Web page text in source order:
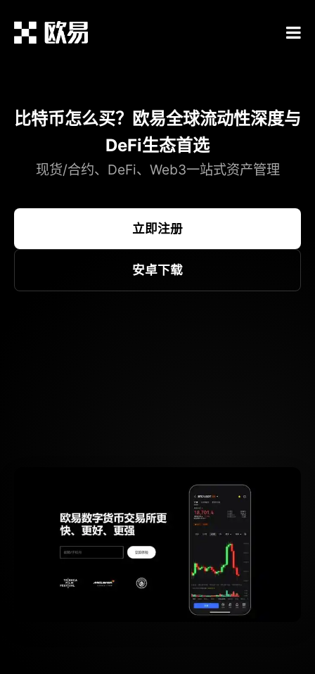
比特币怎么买？欧易全球流动性深度与
DeFi生态首选
现货/合约、DeFi、Web3一站式资产管理
立即注册
安卓下载